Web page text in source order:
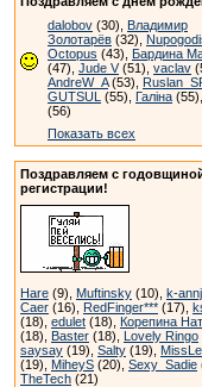
dalobov (30), Владимир
Золотарёв (32),
Octopus (43), Бардина
(47), Jude V(51), vaclav
AndreW_A(53),
GUTSUL (55), Галіна (55),
(56)
Показать всех
Поздравляем с
регистрации!
Hare (9), Muftinsky (10), k-
Caer (16), RedFinger*** (17),
(18), edulet (18), Корепина
(18), Baster (18), Lovely Ringo
saysay (19), Salty (19),
(19), MiheyS (20), Sexy_Sadie
TheTech (21)